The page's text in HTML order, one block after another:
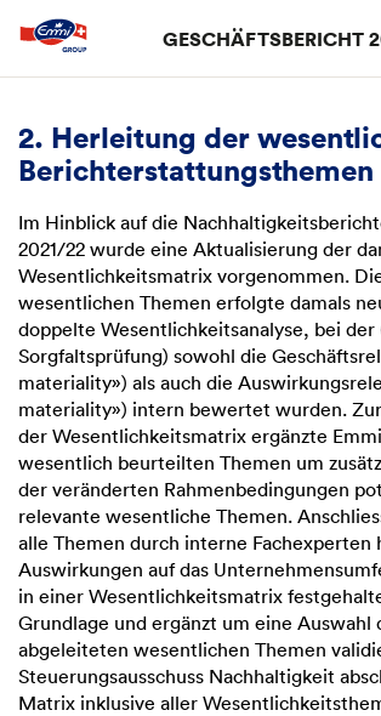
GESCHÄFTSBERICHT
2. Herleitung der
Berichterstattungsthemen
Im Hinblick auf die
2021/22 wurde eine Aktualisierung der
Wesentlichkeitsmatrix vorgenommen.
wesentlichen Themen erfolgte damals
doppelte Wesentlichkeitsanalyse, bei der
Sorgfaltsprüfung) sowohl die
materiality») als auch die
materiality») intern bewertet wurden.
der Wesentlichkeitsmatrix ergänzte
wesentlich beurteilten Themen um
der veränderten Rahmenbedingungen
relevante wesentliche Themen.
alle Themen durch interne Fachexperten
Auswirkungen auf das
in einer Wesentlichkeitsmatrix
Grundlage und ergänzt um eine Auswahl
abgeleiteten wesentlichen Themen
Steuerungsausschuss Nachhaltigkeit
Matrix inklusive aller